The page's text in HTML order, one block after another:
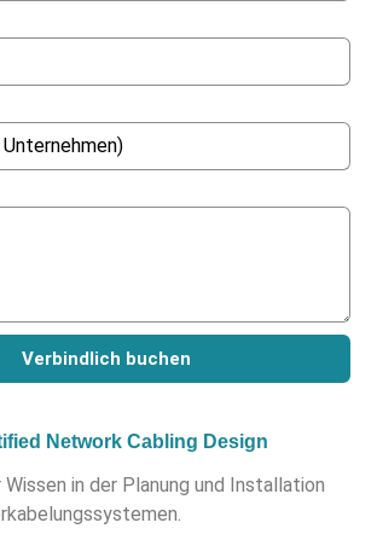
Verbindlich buchen
Network Cabling Design
in der Planung und Installation